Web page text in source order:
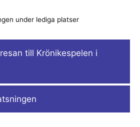
under lediga platser
till Krönikespelen i